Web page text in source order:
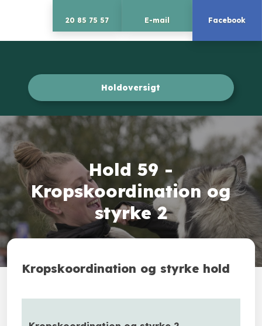
20 85 75 57 E-mail Facebook
Holdoversigt​
Hold 59 -
Kropskoordination og
styrke 2
Kropskoordination og styrke hold